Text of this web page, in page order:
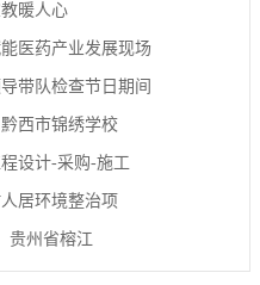
暖人心
医药产业发展现场
带队检查节日期间
西市锦绣学校
设计-采购-施工
居环境整治项
贵州省榕江